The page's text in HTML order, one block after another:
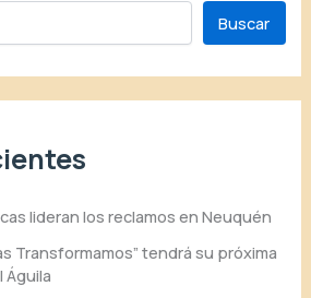
Buscar
lideran los reclamos en Neuquén
Transformamos” tendrá su próxima
Águila